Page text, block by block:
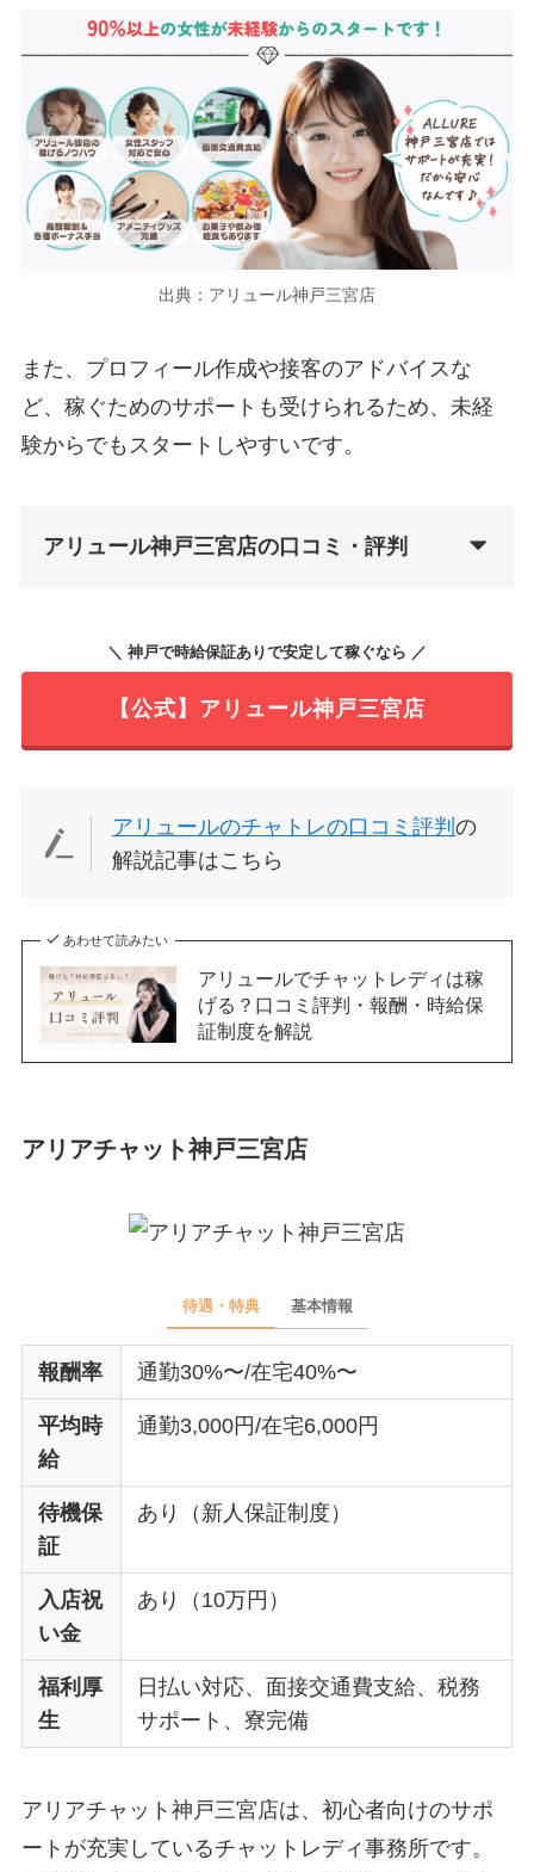
出典：アリュール神戸三宮店
また、プロフィール作成や接客のアドバイスな
ど、稼ぐためのサポートも受けられるため、未経
験からでもスタートしやすいです。
アリュール神戸三宮店の口コミ・評判
＼ 神戸で時給保証ありで安定して稼ぐなら ／
【公式】アリュール神戸三宮店
アリュールのチャトレの口コミ評判の
解説記事はこちら
あわせて読みたい
アリュールでチャットレディは稼
げる？口コミ評判・報酬・時給保
証制度を解説
アリアチャット神戸三宮店
待遇・特典 基本情報
報酬率 通勤30%〜/在宅40%〜
平均時
給
通勤3,000円/在宅6,000円
待機保
証
あり（新人保証制度）
入店祝
い金
あり（10万円）
福利厚
生
日払い対応、面接交通費支給、税務
サポート、寮完備
アリアチャット神戸三宮店は、初心者向けのサポ
ートが充実しているチャットレディ事務所です。